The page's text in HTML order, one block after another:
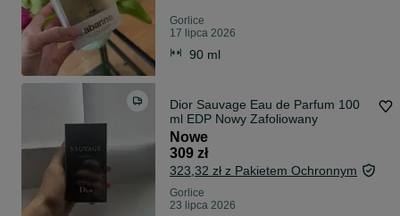
Gorlice
17 lipca 2026
90 ml
Dior Sauvage Eau de Parfum 100
ml EDP Nowy Zafoliowany
Nowe
309 zł
323,32 zł z Pakietem Ochronnym
Gorlice
23 lipca 2026